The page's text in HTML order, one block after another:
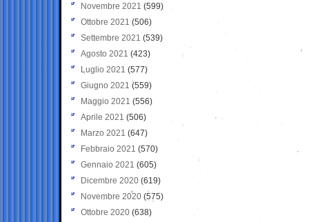
Novembre 2021 (599)
Ottobre 2021 (506)
Settembre 2021 (539)
Agosto 2021 (423)
Luglio 2021 (577)
Giugno 2021(559)
Maggio 2021 (556)
Aprile 2021 (506)
Marzo 2021 (647)
Febbraio 2021 (570)
Gennaio 2021 (605)
Dicembre 2020 (619)
Novembre 2020 (575)
Ottobre 2020 (638)